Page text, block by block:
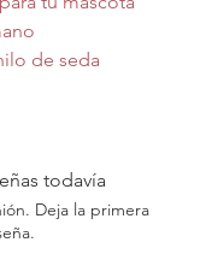
de seda
todavía
Deja la primera